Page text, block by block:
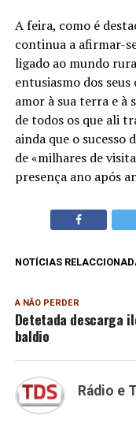
A feira, como é
continua a afirmar-
ligado ao mundo
entusiasmo dos
amor à sua terra e à
de todos os que ali
ainda que o sucesso
de «milhares de
presença ano após
NOTÍCIAS
A NÃO PERDER
Detetada descarga
baldio
Rádio e